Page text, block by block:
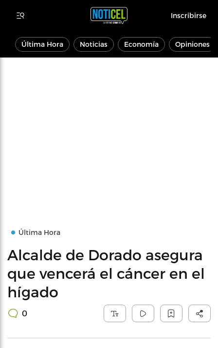
Inscribirse
Última Hora Noticias Economía Opiniones
Última Hora
Alcalde de Dorado asegura
que vencerá el cáncer en el
hígado
0